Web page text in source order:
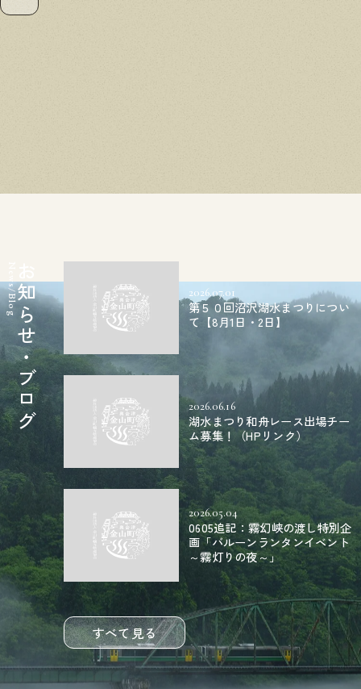
News/Blogお知らせ・ブログ 2026.07.01
第５０回沼沢湖水まつりについ
て【8月1日・2日】
2026.06.16
湖水まつり和舟レース出場チー
ム募集！（HPリンク）
2026.05.04
0605追記：霧幻峡の渡し特別企
画「バルーンランタンイベント
～霧灯りの夜～」
すべて見る